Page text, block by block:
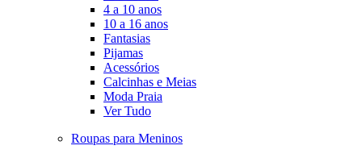
4 a 10 anos
10 a 16 anos
Fantasias
Pijamas
Acessórios
Calcinhas e Meias
Moda Praia
Ver Tudo
Roupas para Meninos